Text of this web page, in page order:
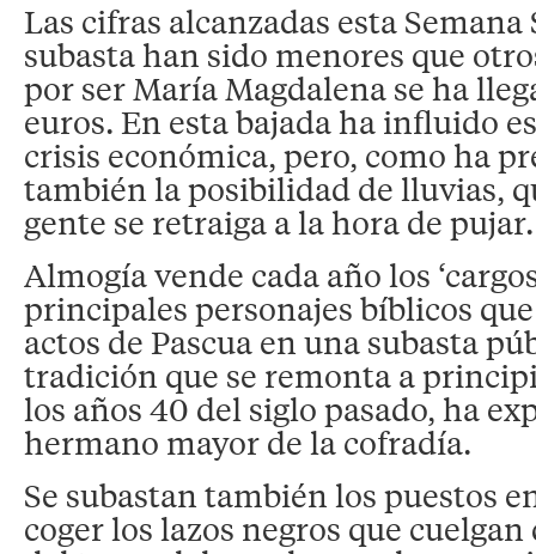
Las cifras alcanzadas esta Semana
subasta han sido menores que
por ser María Magdalena se ha
euros. En esta bajada ha influido
crisis económica, pero, como ha
también la posibilidad de lluvias,
gente se retraiga a la hora de pujar.
Almogía vende cada año los
principales personajes bíblicos
actos de Pascua en una subasta
tradición que se remonta a
los años 40 del siglo pasado, ha
hermano mayor de la cofradía.
Se subastan también los puestos
coger los lazos negros que cuelgan